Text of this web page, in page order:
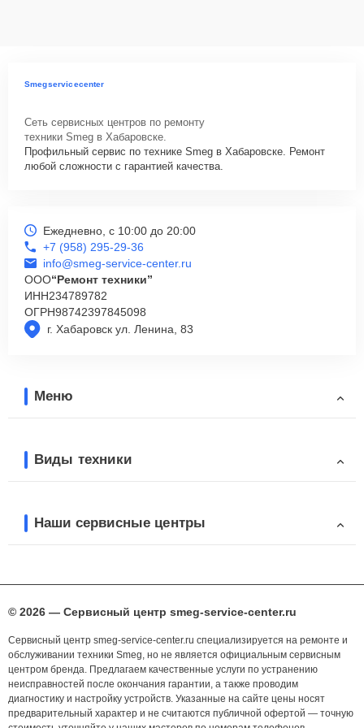
Для запуска процесса ремонта варочной панели Smeg PV750S
проконсультируют по всем необходимым вопросам, запишут на
диагностику, подскажут с вариантами курьерской доставки или
оформят выезд мастера в удобное время и место.
Smegservicecenter
Сеть сервисных центров по ремонту
техники Smeg в Хабаровске.
Профильный сервис по технике Smeg в Хабаровске. Ремонт
любой сложности с гарантией качества.
г. Хабаровск ул. Ленина, 83
Ежедневно, с 10:00 до 20:00
+7 (958) 295-29-36
info@smeg-service-center.ru
ООО“Ремонт техники”
ИНН234789782
ОГРН98742397845098
Меню
Виды техники
Наши сервисные центры
© 2026 — Сервисный центр smeg-service-center.ru
Сервисный центр smeg-service-center.ru специализируется на ремонте и
обслуживании техники Smeg, но не является официальным сервисным
центром бренда. Предлагаем качественные услуги по устранению
неисправностей после окончания гарантии, а также проводим
диагностику и настройку устройств. Указанные на сайте цены носят
предварительный характер и не считаются публичной офертой — точную